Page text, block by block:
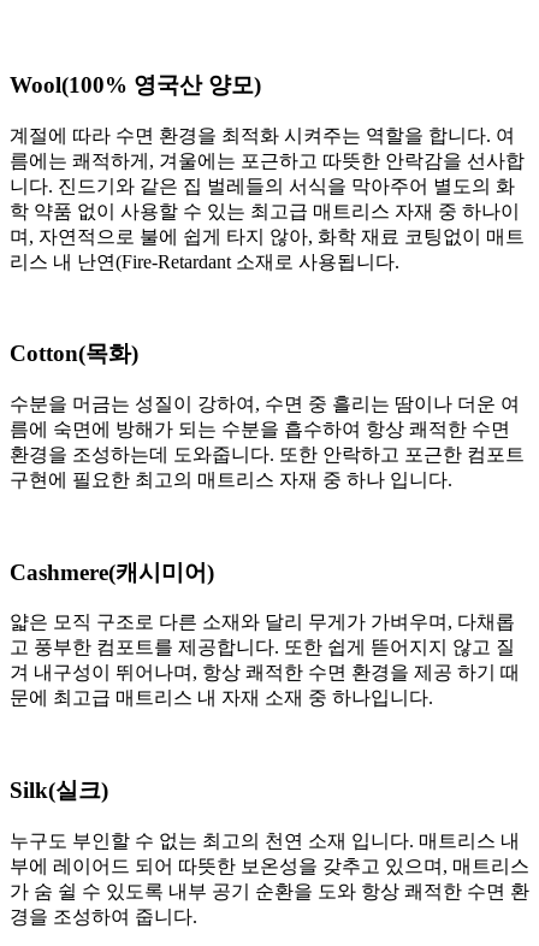
Wool(100% 영국산 양모)
계절에 따라 수면 환경을 최적화 시켜주는 역할을 합니다. 여
름에는 쾌적하게, 겨울에는 포근하고 따뜻한 안락감을 선사합
니다. 진드기와 같은 집 벌레들의 서식을 막아주어 별도의 화
학 약품 없이 사용할 수 있는 최고급 매트리스 자재 중 하나이
며, 자연적으로 불에 쉽게 타지 않아, 화학 재료 코팅없이 매트
리스 내 난연(Fire-Retardant 소재로 사용됩니다.
Cotton(목화)
수분을 머금는 성질이 강하여, 수면 중 흘리는 땀이나 더운 여
름에 숙면에 방해가 되는 수분을 흡수하여 항상 쾌적한 수면
환경을 조성하는데 도와줍니다. 또한 안락하고 포근한 컴포트
구현에 필요한 최고의 매트리스 자재 중 하나 입니다.
Cashmere(캐시미어)
얇은 모직 구조로 다른 소재와 달리 무게가 가벼우며, 다채롭
고 풍부한 컴포트를 제공합니다. 또한 쉽게 뜯어지지 않고 질
겨 내구성이 뛰어나며, 항상 쾌적한 수면 환경을 제공 하기 때
문에 최고급 매트리스 내 자재 소재 중 하나입니다.
Silk(실크)
누구도 부인할 수 없는 최고의 천연 소재 입니다. 매트리스 내
부에 레이어드 되어 따뜻한 보온성을 갖추고 있으며, 매트리스
가 숨 쉴 수 있도록 내부 공기 순환을 도와 항상 쾌적한 수면 환
경을 조성하여 줍니다.